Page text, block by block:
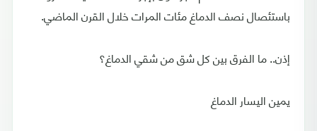
باستئصال نصف الدماغ مئات المرات خلال القرن الماضي.
إذن.. ما الفرق بين كل شق من شقي الدماغ؟
يمين اليسار الدماغ